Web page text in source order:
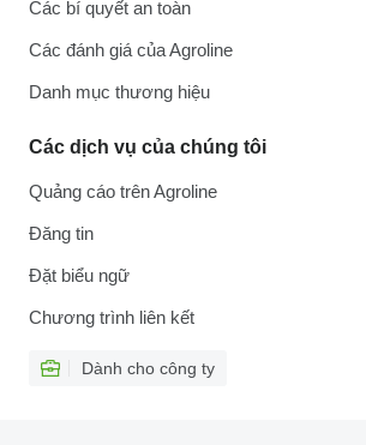
Các bí quyết an toàn
Các đánh giá của Agroline
Danh mục thương hiệu
Các dịch vụ của chúng tôi
Quảng cáo trên Agroline
Đăng tin
Đặt biểu ngữ
Chương trình liên kết
Dành cho công ty